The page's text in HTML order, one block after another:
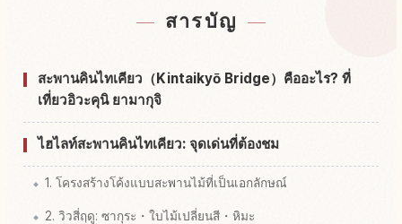
สารบัญ
สะพานคินไทเคียว（Kintaikyō Bridge）คืออะไร? ที่
เที่ยวอิวะคุนิ ยามากุจิ
ไฮไลท์สะพานคินไทเคียว: จุดเด่นที่ต้องชม
1. โครงสร้างโค้งแบบสะพานไม้ที่เป็นเอกลักษณ์
2. วิวสี่ฤดู: ซากุระ・ใบไม้เปลี่ยนสี・หิมะ